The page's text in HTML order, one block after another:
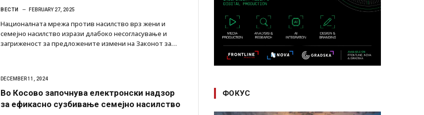
ВЕСТИ FEBRUARY 27, 2025
Националната мрежа против насилство врз жени и
семејно насилство изрази длабоко несогласување и
загриженост за предложените измени на Законот за…
DECEMBER 11, 2024
Во Косово започнува електронски надзор
за ефикасно сузбивање семејно насилство
ФОКУС